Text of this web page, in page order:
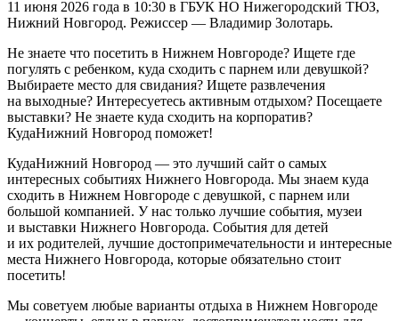
11 июня 2026 года в 10:30 в ГБУК НО Нижегородский ТЮЗ,
Нижний Новгород. Режиссер — Владимир Золотарь.
Не знаете что посетить в Нижнем Новгороде? Ищете где
погулять с ребенком, куда сходить с парнем или девушкой?
Выбираете место для свидания? Ищете развлечения
на выходные? Интересуетесь активным отдыхом? Посещаете
выставки? Не знаете куда сходить на корпоратив?
КудаНижний Новгород поможет!
КудаНижний Новгород — это лучший сайт о самых
интересных событиях Нижнего Новгорода. Мы знаем куда
сходить в Нижнем Новгороде с девушкой, с парнем или
большой компанией. У нас только лучшие события, музеи
и выставки Нижнего Новгорода. События для детей
и их родителей, лучшие достопримечательности и интересные
места Нижнего Новгорода, которые обязательно стоит
посетить!
Мы советуем любые варианты отдыха в Нижнем Новгороде